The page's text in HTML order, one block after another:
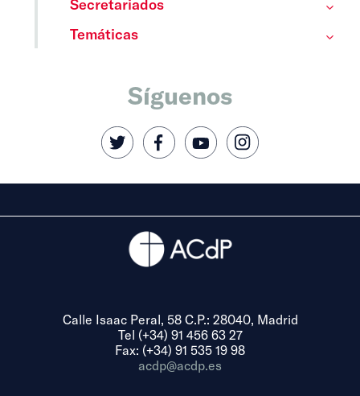
Secretariados
Temáticas
Síguenos
Calle Isaac Peral, 58 C.P.: 28040, Madrid
Tel (+34) 91 456 63 27
Fax: (+34) 91 535 19 98
acdp@acdp.es